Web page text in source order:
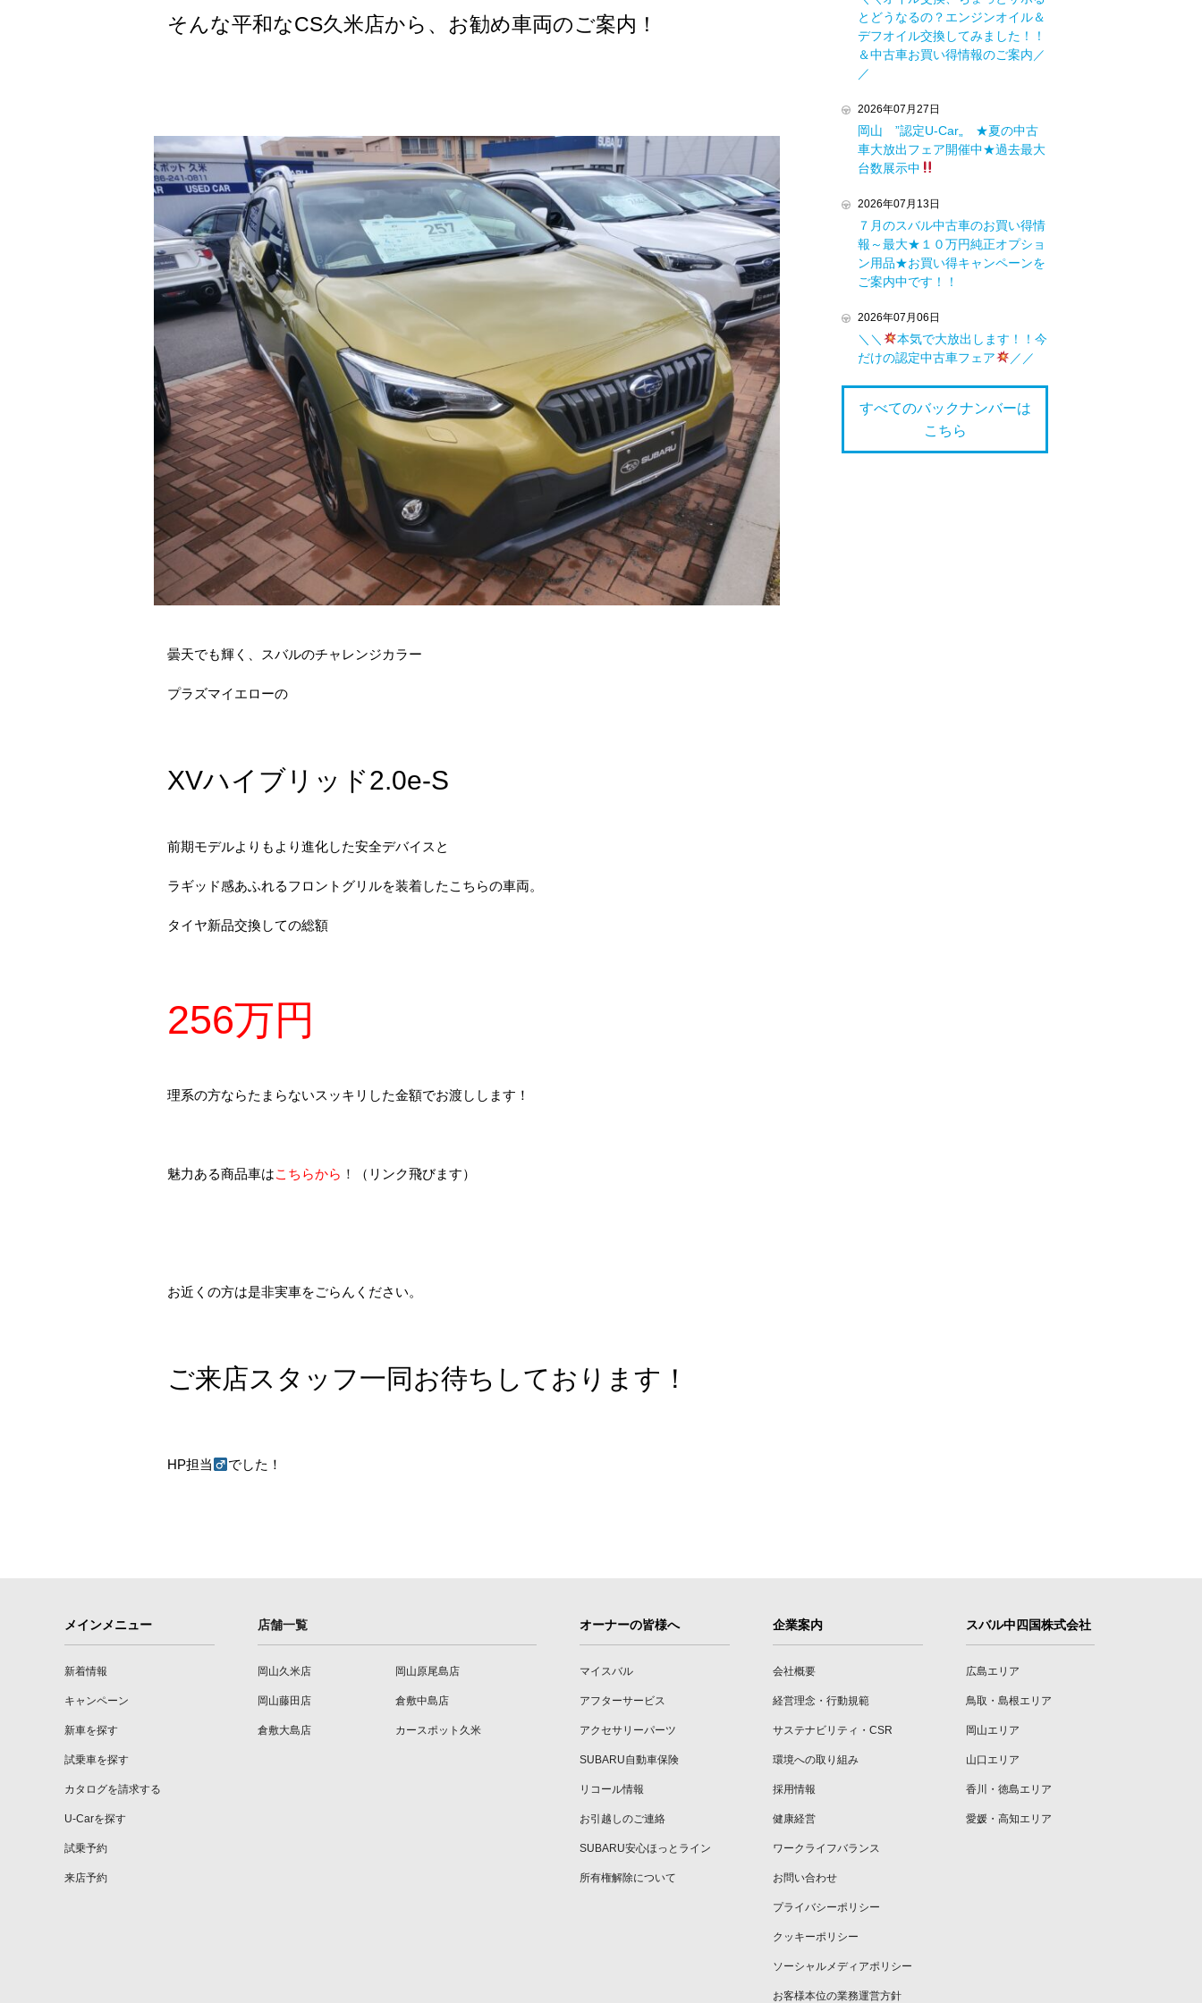
そんな平和なCS久米店から、お勧め車両のご案内！
曇天でも輝く、スバルのチャレンジカラー
プラズマイエローの
XVハイブリッド2.0e-S
前期モデルよりもより進化した安全デバイスと
ラギッド感あふれるフロントグリルを装着したこちらの車両。
タイヤ新品交換しての総額
256万円
理系の方ならたまらないスッキリした金額でお渡しします！
魅力ある商品車はこちらから ！ （リンク飛びます）
お近くの方は是非実車をごらんください。
ご来店スタッフ一同お待ちしております！
HP担当 でした！
とどうなるの？エンジンオイル＆
デフオイル交換してみました！！
＆中古車お買い得情報のご案内／
／
2026年07月27日
岡山 ”認定U-Car„ ★夏の中古
車大放出フェア開催中★過去最大
台数展示中
2026年07月13日
７月のスバル中古車のお買い得情
報～最大★１０万円純正オプショ
ン用品★お買い得キャンペーンを
ご案内中です！！
2026年07月06日
＼＼
本気で大放出します！！今
だけの認定中古車フェア
／／
すべてのバックナンバーは
こちら
メインメニュー
新着情報
キャンペーン
新車を探す
試乗車を探す
カタログを請求する
U-Carを探す
試乗予約
来店予約
店舗一覧
岡山久米店 岡山原尾島店
岡山藤田店 倉敷中島店
倉敷大島店 カースポット久米
オーナーの皆様へ
マイスバル
アフターサービス
アクセサリーパーツ
SUBARU自動車保険
リコール情報
お引越しのご連絡
SUBARU安心ほっとライン
所有権解除について
企業案内
会社概要
経営理念・行動規範
サステナビリティ・CSR
環境への取り組み
採用情報
健康経営
ワークライフバランス
お問い合わせ
プライバシーポリシー
クッキーポリシー
ソーシャルメディアポリシー
お客様本位の業務運営方針
スバル中四国株式会社
広島エリア
鳥取・島根エリア
岡山エリア
山口エリア
香川・徳島エリア
愛媛・高知エリア